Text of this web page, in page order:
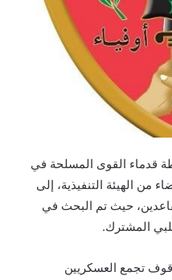
قدماء القوى المسلحة في
من الهيئة التنفيذية، إلى
حيث تم البحث في
المشترك.
تجمع العسكريين